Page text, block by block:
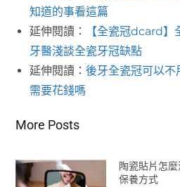
知道的事看這篇
延伸閱讀：
【全瓷冠dcard】
牙醫淺談全瓷牙冠缺點
延伸閱讀：後牙全瓷冠可以不
需要花錢嗎
More Posts
陶瓷貼片怎
保養方式